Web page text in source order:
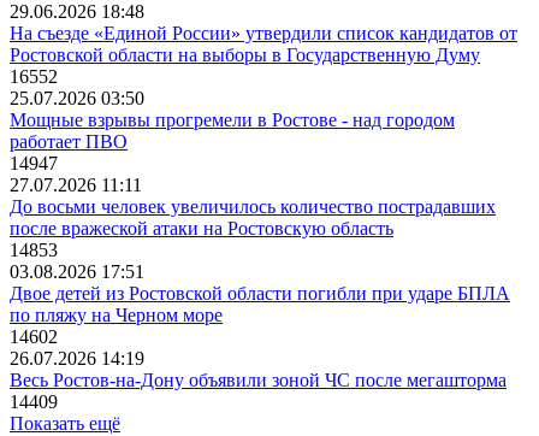
29.06.2026 18:48
На съезде «Единой России» утвердили список кандидатов от
Ростовской области на выборы в Государственную Думу
16552
25.07.2026 03:50
Мощные взрывы прогремели в Ростове - над городом
работает ПВО
14947
27.07.2026 11:11
До восьми человек увеличилось количество пострадавших
после вражеской атаки на Ростовскую область
14853
03.08.2026 17:51
Двое детей из Ростовской области погибли при ударе БПЛА
по пляжу на Черном море
14602
26.07.2026 14:19
Весь Ростов-на-Дону объявили зоной ЧС после мегашторма
14409
Показать ещё